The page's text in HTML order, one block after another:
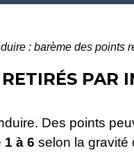
: barème des points
PAR
Des points
1 à 6 selon la gravité